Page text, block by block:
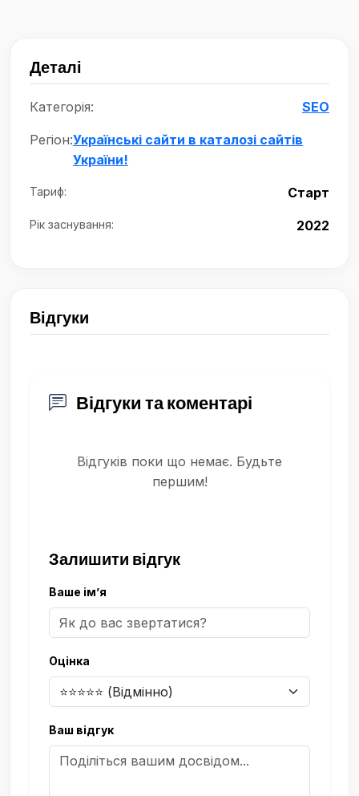
Деталі
Категорія: SEO
Регіон:Українські сайти в каталозі сайтів
України!
Тариф: Старт
Рік заснування: 2022
Відгуки
Відгуки та коментарі
Відгуків поки що немає. Будьте
першим!
Залишити відгук
Ваше ім’я
Оцінка
Ваш відгук